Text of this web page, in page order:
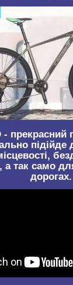
- прекрасний
підійде
а так само
дорогах.